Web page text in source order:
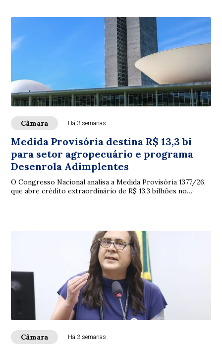
Câmara Há 3 semanas
Medida Provisória destina R$ 13,3 bi
para setor agropecuário e programa
Desenrola Adimplentes
O Congresso Nacional analisa a Medida Provisória 1377/26,
que abre crédito extraordinário de R$ 13,3 bilhões no
Câmara Há 3 semanas